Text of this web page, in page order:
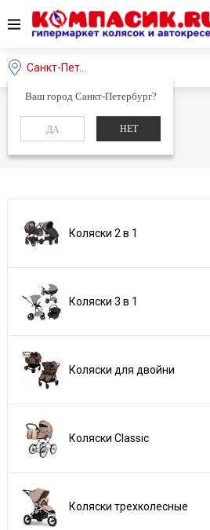
Санкт-Петербург
Ваш город Санкт-Петербург?
ДА НЕТ
Главная Каталог
Каталог
Коляски 2 в 1
Коляски 3 в 1
Коляски для двойни
Коляски Сlassic
Коляски трехколесные